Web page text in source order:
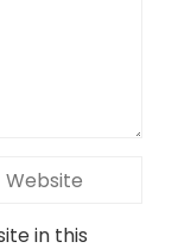
in this